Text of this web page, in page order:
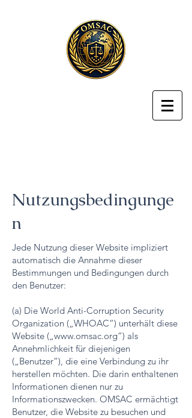
Nutzungsbedingunge
n
Jede Nutzung dieser Website impliziert
automatisch die Annahme dieser
Bestimmungen und Bedingungen durch
den Benutzer:
(a) Die World Anti-Corruption Security
Organization („WHOAC“) unterhält diese
Website („www.omsac.org“) als
Annehmlichkeit für diejenigen
(„Benutzer“), die eine Verbindung zu ihr
herstellen möchten. Die darin enthaltenen
Informationen dienen nur zu
Informationszwecken. OMSAC ermächtigt
Benutzer, die Website zu besuchen und